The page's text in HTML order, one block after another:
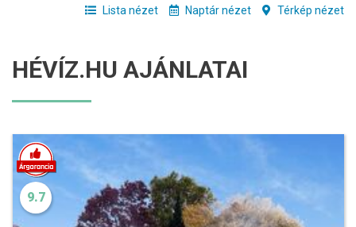
Lista nézet Naptár nézet Térkép nézet
HÉVÍZ.HU AJÁNLATAI
9.7